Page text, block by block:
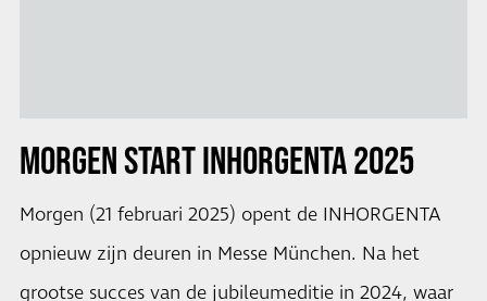
MORGEN START INHORGENTA 2025
Morgen (21 februari 2025) opent de INHORGENTA
opnieuw zijn deuren in Messe München. Na het
grootse succes van de jubileumeditie in 2024, waar